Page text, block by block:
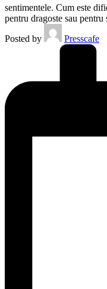
sentimentele. Cum este
pentru dragoste sau
Posted by
Presscafe